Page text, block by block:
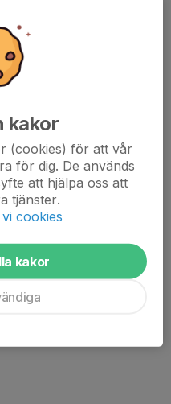
AB
kakor
(cookies) för att vår
för dig. De används
att hjälpa oss att
tjänster.
cookies
kakor